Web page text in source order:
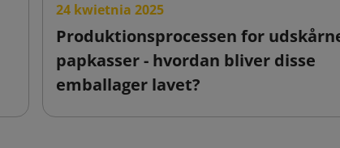
24 kwietnia 2025
Produktionsprocessen for
papkasser - hvordan bliver disse
emballager lavet?